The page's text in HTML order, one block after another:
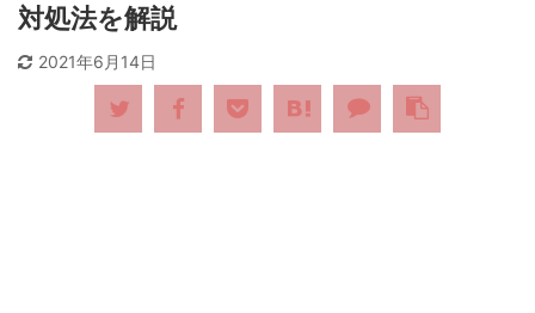
対処法を解説
2021年6月14日